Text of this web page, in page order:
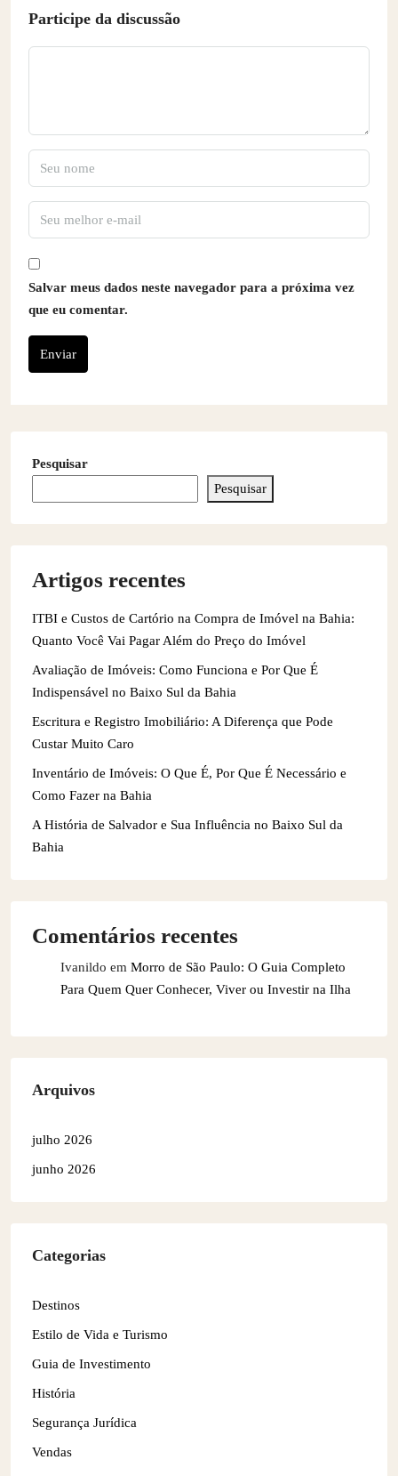
Participe da discussão
Salvar meus dados neste navegador para a próxima vez
que eu comentar.
Enviar
Pesquisar
Pesquisar
Artigos recentes
ITBI e Custos de Cartório na Compra de Imóvel na Bahia:
Quanto Você Vai Pagar Além do Preço do Imóvel
Avaliação de Imóveis: Como Funciona e Por Que É
Indispensável no Baixo Sul da Bahia
Escritura e Registro Imobiliário: A Diferença que Pode
Custar Muito Caro
Inventário de Imóveis: O Que É, Por Que É Necessário e
Como Fazer na Bahia
A História de Salvador e Sua Influência no Baixo Sul da
Bahia
Comentários recentes
Ivanildo em Morro de São Paulo: O Guia Completo
Para Quem Quer Conhecer, Viver ou Investir na Ilha
Arquivos
julho 2026
junho 2026
Categorias
Destinos
Estilo de Vida e Turismo
Guia de Investimento
História
Segurança Jurídica
Vendas